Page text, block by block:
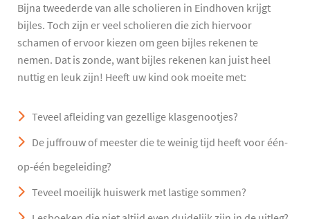
Bijna tweederde van alle scholieren in Eindhoven krijgt
bijles. Toch zijn er veel scholieren die zich hiervoor
schamen of ervoor kiezen om geen bijles rekenen te
nemen. Dat is zonde, want bijles rekenen kan juist heel
nuttig en leuk zijn! Heeft uw kind ook moeite met:
Teveel afleiding van gezellige klasgenootjes?
De juffrouw of meester die te weinig tijd heeft voor één-
op-één begeleiding?
Teveel moeilijk huiswerk met lastige sommen?